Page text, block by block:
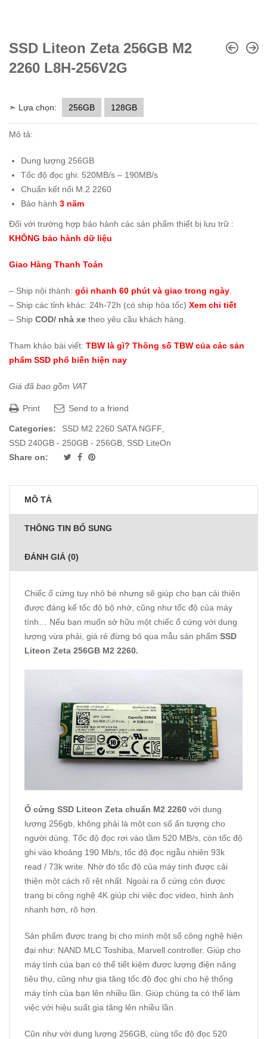
SSD Liteon Zeta 256GB M2
2260 L8H-256V2G
➣ Lựa chọn: 256GB 128GB
Mô tả:
Dung lượng 256GB
Tốc độ đọc ghi: 520MB/s – 190MB/s
Chuẩn kết nối M.2 2260
Bảo hành 3 năm
Đối với trường hợp bảo hành các sản phẩm thiết bị lưu trữ :
KHÔNG bảo hành dữ liệu
Giao Hàng Thanh Toán
– Ship nội thành: gói nhanh 60 phút và giao trong ngày
– Ship các tỉnh khác: 24h-72h (có ship hỏa tốc) Xem chi tiết
– Ship COD/ nhà xe theo yêu cầu khách hàng.
Tham khảo bài viết: TBW là gì? Thông số TBW của các sản
phẩm SSD phổ biến hiện nay
Giá đã bao gồm VAT
Print Send to a friend
Categories: SSD M2 2260 SATA NGFF
SSD 240GB - 250GB - 256GB SSD LiteOn
Share on:
MÔ TẢ
THÔNG TIN BỔ SUNG
ĐÁNH GIÁ (0)
Chiếc ổ cứng tuy nhỏ bé nhưng sẽ giúp cho bạn cải thiện
được đáng kể tốc độ bộ nhớ, cũng như tốc độ của máy
tính… Nếu bạn muốn sở hữu một chiếc ổ cứng với dung
lượng vừa phải, giá rẻ đừng bỏ qua mẫu sản phẩm SSD
Liteon Zeta 256GB M2 2260.
Ổ cứng SSD Liteon Zeta chuẩn M2 2260 với dung
lượng 256gb, không phải là một con số ấn tượng cho
người dùng. Tốc độ đọc rơi vào tầm 520 MB/s, còn tốc độ
ghi vào khoảng 190 Mb/s, tốc độ đọc ngẫu nhiên 93k
read / 73k write. Nhờ đó tốc độ của máy tính được cải
thiện một cách rõ rệt nhất. Ngoài ra ổ cứng còn được
trang bị công nghệ 4K giúp chi việc đọc video, hình ảnh
nhanh hơn, rõ hơn.
Sản phẩm được trang bị cho mình một số công nghệ hiện
đại như: NAND MLC Toshiba, Marvell controller. Giúp cho
máy tính của bạn có thể tiết kiệm được lượng điện năng
tiêu thụ, cũng như gia tăng tốc độ đọc ghi cho hệ thống
máy tính của bạn lên nhiều lần. Giúp chúng ta có thể làm
việc với hiệu suất gia tăng lên nhiều lần.
Cũn như với dung lượng 256GB, cùng tốc độ đọc 520